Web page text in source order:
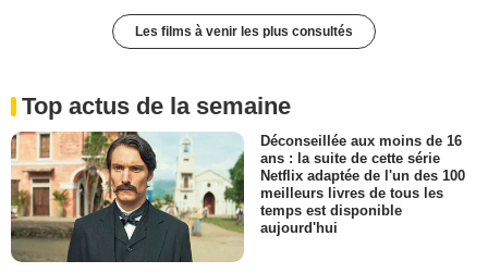
Les films à venir les plus consultés
Top actus de la semaine
Déconseillée aux moins de 16
ans : la suite de cette série
Netflix adaptée de l'un des 100
meilleurs livres de tous les
temps est disponible
aujourd'hui